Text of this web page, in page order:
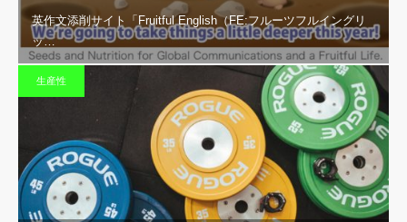
英作文添削サイト「Fruitful English（FE:フルーツフルイングリ
ッ…
生産性